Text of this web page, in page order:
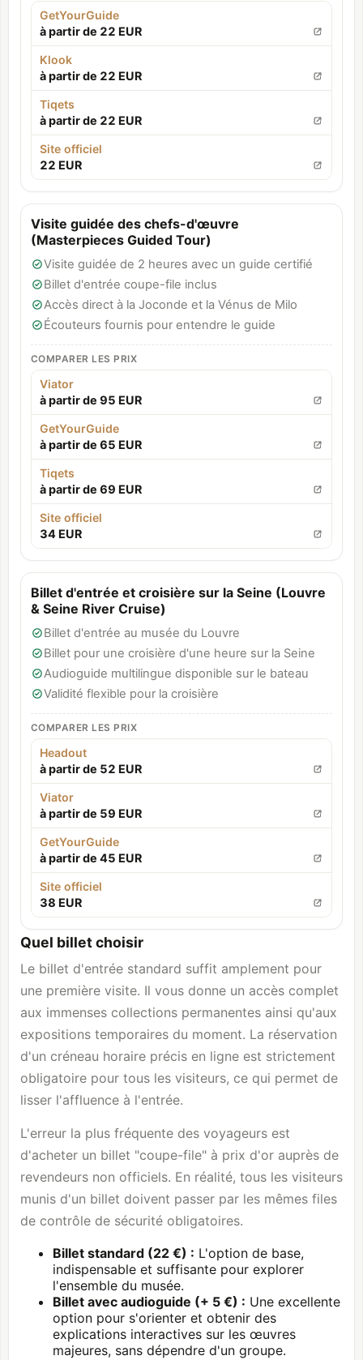
GetYourGuide
à partir de 22 EUR
Klook
à partir de 22 EUR
Tiqets
à partir de 22 EUR
Site officiel
22 EUR
Visite guidée des chefs-d'œuvre
(Masterpieces Guided Tour)
Visite guidée de 2 heures avec un guide certifié
Billet d'entrée coupe-file inclus
Accès direct à la Joconde et la Vénus de Milo
Écouteurs fournis pour entendre le guide
COMPARER LES PRIX
Viator
à partir de 95 EUR
GetYourGuide
à partir de 65 EUR
Tiqets
à partir de 69 EUR
Site officiel
34 EUR
Billet d'entrée et croisière sur la Seine (Louvre
& Seine River Cruise)
Billet d'entrée au musée du Louvre
Billet pour une croisière d'une heure sur la Seine
Audioguide multilingue disponible sur le bateau
Validité flexible pour la croisière
COMPARER LES PRIX
Headout
à partir de 52 EUR
Viator
à partir de 59 EUR
GetYourGuide
à partir de 45 EUR
Site officiel
38 EUR
Quel billet choisir
Le billet d'entrée standard suffit amplement pour
une première visite. Il vous donne un accès complet
aux immenses collections permanentes ainsi qu'aux
expositions temporaires du moment. La réservation
d'un créneau horaire précis en ligne est strictement
obligatoire pour tous les visiteurs, ce qui permet de
lisser l'affluence à l'entrée.
L'erreur la plus fréquente des voyageurs est
d'acheter un billet "coupe-file" à prix d'or auprès de
revendeurs non officiels. En réalité, tous les visiteurs
munis d'un billet doivent passer par les mêmes files
de contrôle de sécurité obligatoires.
Billet standard (22 €) : L'option de base,
indispensable et suffisante pour explorer
l'ensemble du musée.
Billet avec audioguide (+ 5 €) : Une excellente
option pour s'orienter et obtenir des
explications interactives sur les œuvres
majeures, sans dépendre d'un groupe.